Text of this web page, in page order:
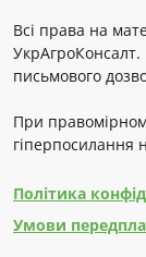
Всі права на
УкрАгроКонсалт.
письмового
При
гіперпосилання
Політика
Умови